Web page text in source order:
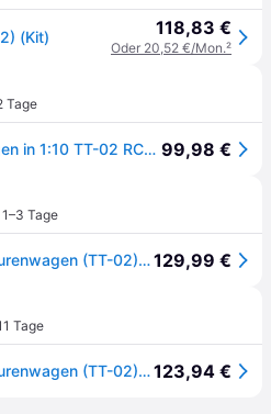
(Kit) 118,83 €
Oder 20,52 €/Mon.²
Tage
Tamiya Audi V8 Tourenwagen in 1:10 TT-02 RC-Fahrzeug 300058682 99,98 €
1–3 Tage
Tamiya 1:10 RC Audi V8 Tourenwagen (TT-02) 1:10 RC Modellauto Elektro Tourenwagen129,99 €
Tage
Tamiya 1:10 RC Audi V8 Tourenwagen (TT-02) 1:10 RC Modellauto Elektro Tourenwagen123,94 €